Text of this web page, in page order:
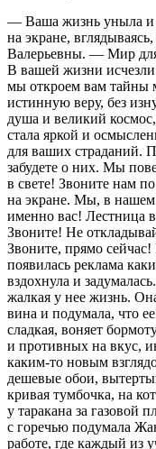
— Ваша жизнь уныла и
на экране,
Валерьевны. — Мир для
В вашей жизни
мы откроем вам тайны
истинную веру, без
душа и великий
стала яркой и
для ваших страданий.
забудете о них. Мы
в свете! Звоните нам
на экране. Мы, в
именно вас! Лестница
Звоните! Не
Звоните, прямо
появилась реклама
вздохнула и
жалкая у нее жизнь.
вина и подумала, что
сладкая, воняет
и противных на вкус,
каким-то новым
дешевые обои,
кривая тумбочка, на
у таракана за
с горечью подумала
работе, где каждый из